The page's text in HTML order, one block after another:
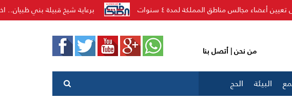
مناطق المملكة لمدة ٤ سنوات برعاية شيخ قبيلة بني ظبيان.. اختتام منافسات
من نحن|أتصل بنا
البيئة الحج